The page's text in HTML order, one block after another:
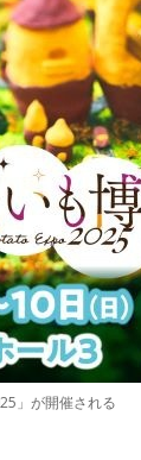
」が開催される